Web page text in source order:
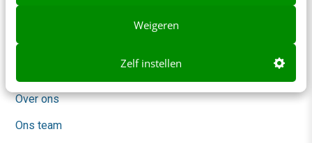
Weigeren
Zelf instellen
Contact
Over ons
Ons team